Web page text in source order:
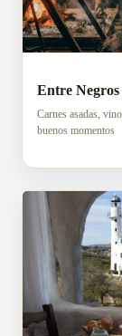
Entre Negros
Carnes asadas,
buenos momentos